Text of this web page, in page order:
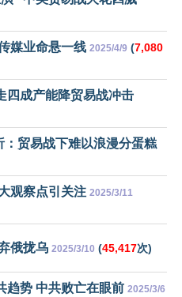
媒业命悬一线 2025/4/9 (7,080
成产能降贸易战冲击
：贸易战下难以浪漫分蛋糕
观察点引关注 2025/3/11
俄拢乌 2025/3/10 (45,417次)
趋势 中共败亡在眼前 2025/3/6